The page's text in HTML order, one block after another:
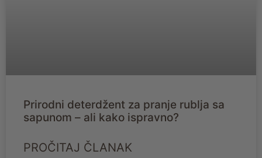
Prirodni deterdžent za pranje rublja sa
sapunom – ali kako ispravno?
PROČITAJ ČLANAK